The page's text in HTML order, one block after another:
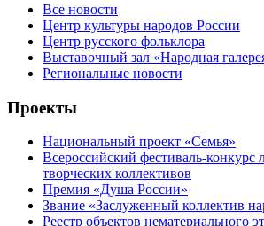
Все новости
Центр культуры народов России
Центр русского фольклора
Выставочный зал «Народная
Региональные новости
Проекты
Национальный проект «Семья»
Всероссийский фестиваль-конкурс
творческих коллективов
Премия «Душа России»
Звание «Заслуженный коллектив
Реестр объектов нематериального